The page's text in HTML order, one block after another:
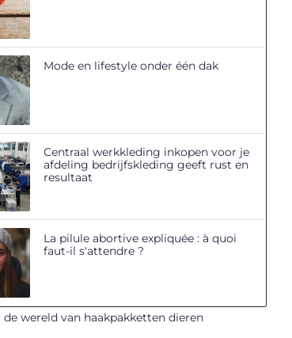
Mode en lifestyle onder één dak
Centraal werkkleding inkopen voor je
afdeling bedrijfskleding geeft rust en
resultaat
La pilule abortive expliquée : à quoi
faut-il s'attendre ?
de wereld van haakpakketten dieren